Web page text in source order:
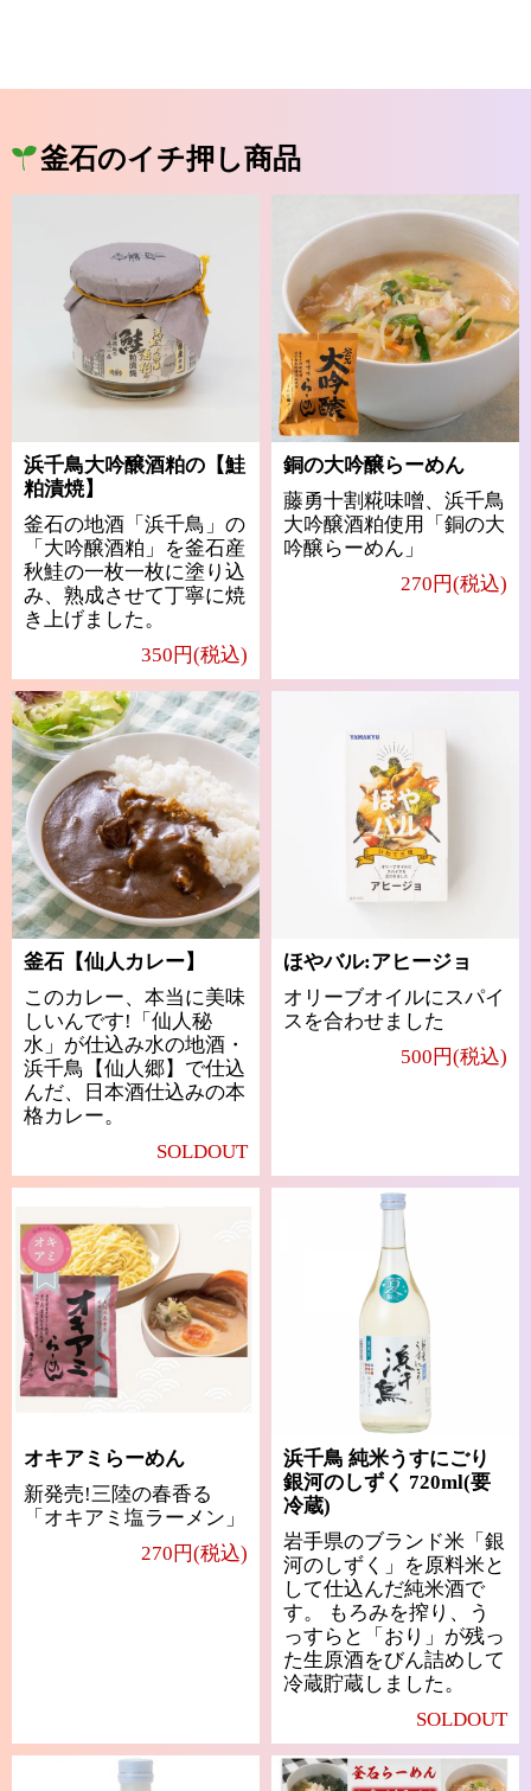
釜石のイチ押し商品
浜千鳥大吟醸酒粕の【鮭
粕漬焼】
釜石の地酒「浜千鳥」の
「大吟醸酒粕」を釜石産
秋鮭の一枚一枚に塗り込
み、熟成させて丁寧に焼
き上げました。
350円(税込)
銅の大吟醸らーめん
藤勇十割糀味噌、浜千鳥
大吟醸酒粕使用「銅の大
吟醸らーめん」
270円(税込)
釜石【仙人カレー】
このカレー、本当に美味
しいんです!「仙人秘
水」が仕込み水の地酒・
浜千鳥【仙人郷】で仕込
んだ、日本酒仕込みの本
格カレー。
SOLDOUT
ほやバル:アヒージョ
オリーブオイルにスパイ
スを合わせました
500円(税込)
オキアミらーめん
新発売!三陸の春香る
「オキアミ塩ラーメン」
270円(税込)
浜千鳥 純米うすにごり
銀河のしずく 720ml(要
冷蔵)
岩手県のブランド米「銀
河のしずく」を原料米と
して仕込んだ純米酒で
す。 もろみを搾り、う
っすらと「おり」が残っ
た生原酒をびん詰めして
冷蔵貯蔵しました。
SOLDOUT